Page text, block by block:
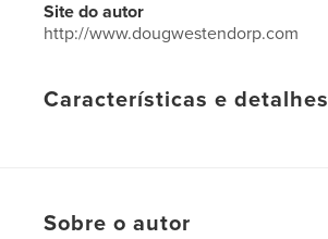
Site do autor
http://www.dougwestendorp.com
Características e detalhes
Data de publicação:
Sobre o autor